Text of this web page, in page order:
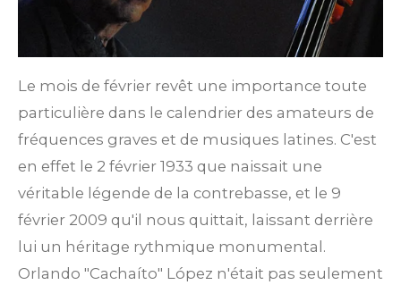
Le mois de février revêt une importance toute
particulière dans le calendrier des amateurs de
fréquences graves et de musiques latines. C'est
en effet le 2 février 1933 que naissait une
véritable légende de la contrebasse, et le 9
février 2009 qu'il nous quittait, laissant derrière
lui un héritage rythmique monumental.
Orlando "Cachaíto" López n'était pas seulement